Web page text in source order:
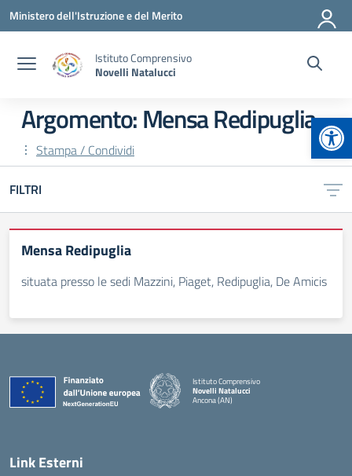
Vai ai contenuti
Vai al menu di navigazione
Vai al footer
Ministero dell'Istruzione e del Merito
Istituto Comprensivo
Novelli Natalucci
Argomento: Mensa Redipuglia
Stampa / Condividi
FILTRI
Mensa Redipuglia
situata presso le sedi Mazzini, Piaget, Redipuglia, De Amicis
Istituto Comprensivo
Novelli Natalucci
Ancona (AN)
Link Esterni